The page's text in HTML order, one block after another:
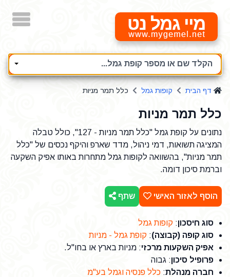
מיי גמל נט
הקלד שם או מספר קופת גמל...
דף הבית קופות גמל כלל תמר מניות
כלל תמר מניות
נתונים על קופת גמל "כלל תמר מניות - 127", כולל טבלה
המציגה תשואות, דמי ניהול, מדד שארפ והיקף נכסים של "כלל
תמר מניות", בהשוואה לקופות גמל מתחרות באותו אפיק השקעה
וברמת סיכון דומה.
הוסף לאזור האישי שתף
סוג חיסכון: קופות גמל
סוג קופה (קבוצה): קופת גמל - מניות
אפיק השקעות מרכזי: מניות בארץ או בחו"ל.
פרופיל סיכון: גבוה
חברה מנהלת: כלל פנסיה וגמל בע"מ